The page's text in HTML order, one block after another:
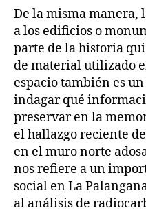
De la misma manera,
a los edificios o
parte de la historia
de material utilizado
espacio también es
indagar qué
preservar en la
el hallazgo reciente
en el muro norte
nos refiere a un
social en La
al análisis de